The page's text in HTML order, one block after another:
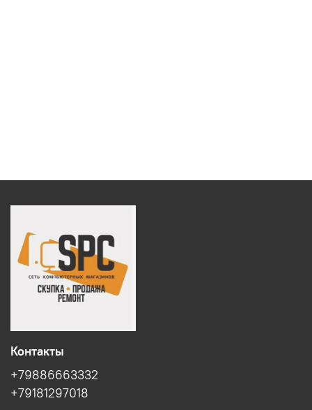
Контакты
+79886663332
+79181297018